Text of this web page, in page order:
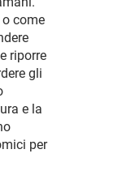
come
riporre
gli
e la
per